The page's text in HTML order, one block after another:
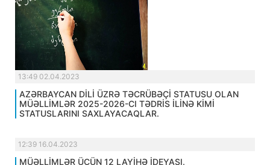
13:49 02.04.2023
AZƏRBAYCAN DİLİ ÜZRƏ TƏCRÜBƏÇİ STATUSU OLAN
MÜƏLLİMLƏR 2025-2026-CI TƏDRİS İLİNƏ KİMİ
STATUSLARINI SAXLAYACAQLAR.
12:39 16.04.2023
MÜƏLLİMLƏR ÜÇÜN 12 LAYİHƏ İDEYASI.